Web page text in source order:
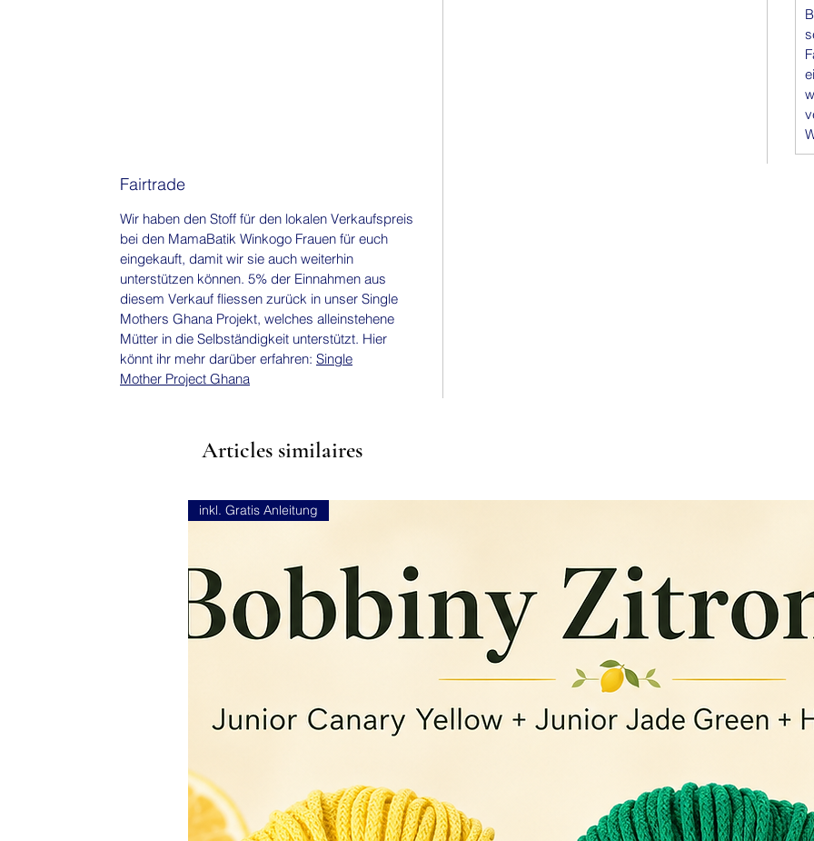
Fairtrade
Wir haben den Stoff für den lokalen Verkaufspreis
bei den MamaBatik Winkogo Frauen für euch
eingekauft, damit wir sie auch weiterhin
unterstützen können. 5% der Einnahmen aus
diesem Verkauf fliessen zurück in unser Single
Mothers Ghana Projekt, welches alleinstehene
Mütter in die Selbständigkeit unterstützt. Hier
könnt ihr mehr darüber erfahren: Single
Mother Project Ghana
Articles similaires
inkl. Gratis Anleitung